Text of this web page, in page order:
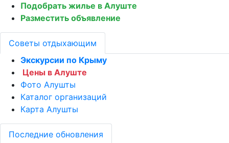
Подобрать жилье в Алуште
Разместить объявление
Советы отдыхающим
Экскурсии по Крыму
Цены в Алуште
Фото Алушты
Каталог организаций
Карта Алушты
Последние обновления